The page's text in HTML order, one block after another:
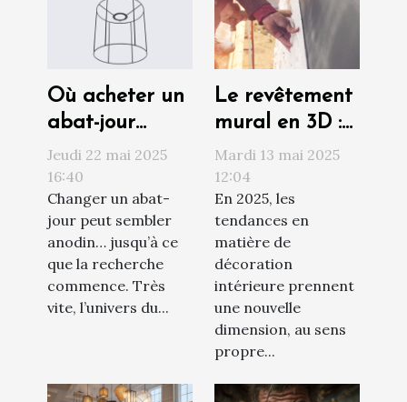
Où acheter un
abat-jour
cylindre au
meilleur prix ?
Jeudi 22 mai 2025
16:40
Changer un abat-
jour peut sembler
anodin… jusqu’à ce
que la recherche
commence. Très
vite, l’univers du...
Le revêtement
mural en 3D :
le must-have
déco
d'intérieur
2025
Mardi 13 mai 2025
12:04
En 2025, les
tendances en
matière de
décoration
intérieure prennent
une nouvelle
dimension, au sens
propre...